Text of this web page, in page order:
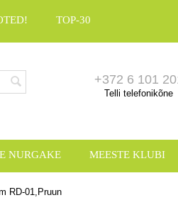
TOP-30
+372 6 101
Telli telefonikõne
NURGAKE MEESTE KLUBI
RD-01,Pruun